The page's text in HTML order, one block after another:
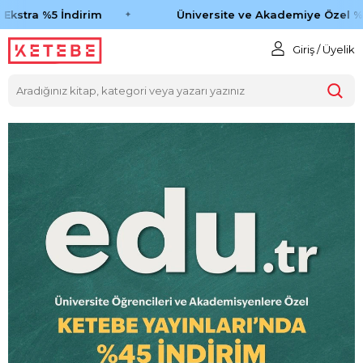
%5 İndirim Üniversite ve Akademiye Özel
Giriş / Üyelik